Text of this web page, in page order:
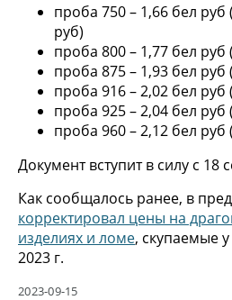
проба 750 – 1,66 бел
руб)
проба 800 – 1,77 бел руб
проба 875 – 1,93 бел руб
проба 916 – 2,02 бел руб
проба 925 – 2,04 бел руб
проба 960 – 2,12 бел руб
Документ вступит в силу с 18
Как сообщалось ранее, в
корректировал цены на
изделиях и ломе, скупаемые
2023 г.
2023-09-15